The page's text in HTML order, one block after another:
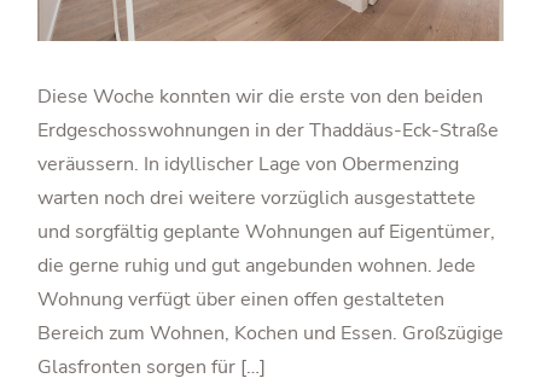
Diese Woche konnten wir die erste von den beiden
Erdgeschosswohnungen in der Thaddäus-Eck-Straße
veräussern. In idyllischer Lage von Obermenzing
warten noch drei weitere vorzüglich ausgestattete
und sorgfältig geplante Wohnungen auf Eigentümer,
die gerne ruhig und gut angebunden wohnen. Jede
Wohnung verfügt über einen offen gestalteten
Bereich zum Wohnen, Kochen und Essen. Großzügige
Glasfronten sorgen für […]